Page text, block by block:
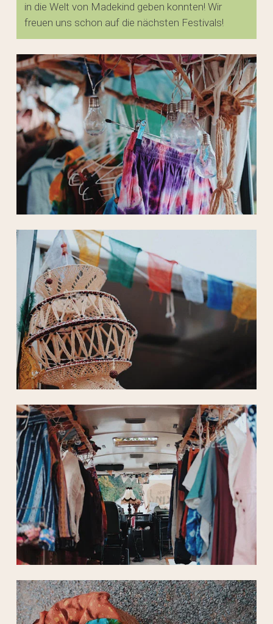
in die Welt von Madekind geben konnten! Wir
freuen uns schon auf die nächsten Festivals!